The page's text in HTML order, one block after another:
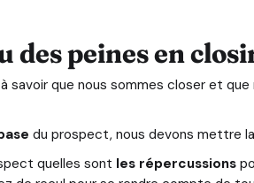
des peines en
savoir que nous sommes closer et
du prospect, nous devons mettre
quelles sont les répercussions